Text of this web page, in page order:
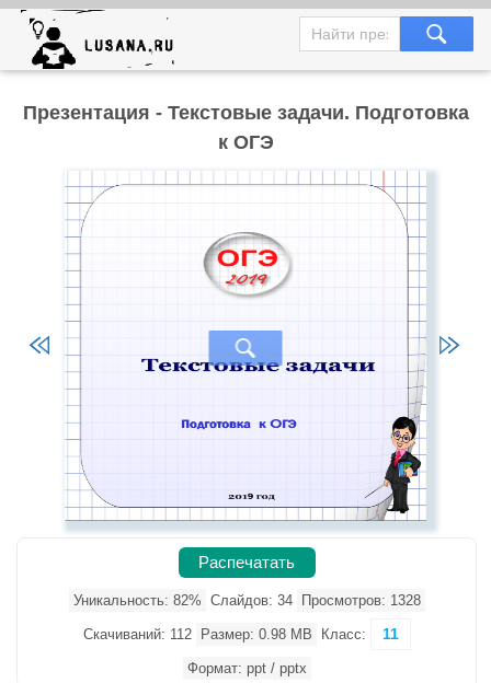
Презентация - Текстовые задачи. Подготовка
к ОГЭ
Распечатать
Уникальность: 82% Слайдов: 34 Просмотров: 1328
Скачиваний: 112 Размер: 0.98 MB Класс: 11
Формат: ppt / pptx